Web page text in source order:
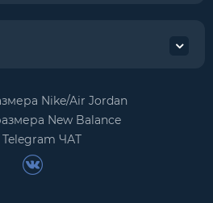
Nike/Air Jordan
New Balance
Telegram ЧАТ